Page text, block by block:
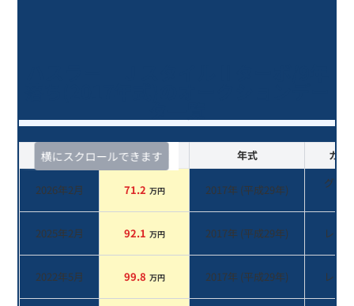
横にスクロールできます
査定時期 セルカ実績 年式 カラ
2026年2月 71.2 万円 2017年 (平成29年)
グリ
2025年2月 92.1 万円 2017年 (平成29年) レッド
2022年5月 99.8 万円 2017年 (平成29年) レッド